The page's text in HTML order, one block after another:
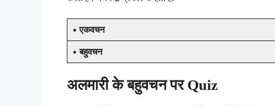
•एकवचन
•बहुवचन
अलमारी के बहुवचन पर Quiz